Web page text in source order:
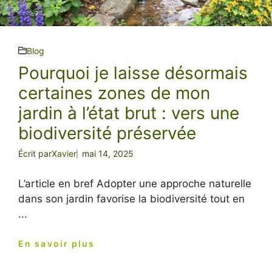
Blog
Pourquoi je laisse désormais
certaines zones de mon
jardin à l’état brut : vers une
biodiversité préservée
Écrit parXavier mai 14, 2025
L’article en bref Adopter une approche naturelle
dans son jardin favorise la biodiversité tout en
...
En savoir plus